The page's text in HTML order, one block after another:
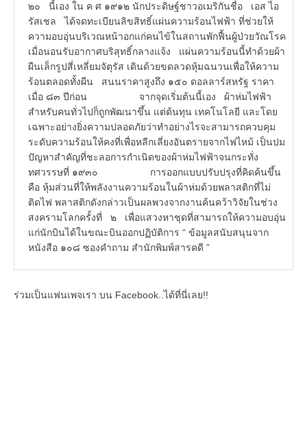
๒๐ นี้เอง ใน ค ศ ๑๙๑๒ นักประดิษฐ์ชาวอเมริกันชื่อ เอส ไอ
รัสเชล ได้จดทะเบียนลิขสิทธิ์แผ่นความร้อนไฟฟ้า ที่ช่วยให้
ความอบอุ่นบริเวณหน้าอกแก่คนไข้ในสถานพักฟื้นผู้ป่วยวัณโรค
เมื่อนอนรับอากาศบริสุทธิ์กลางแจ้ง แผ่นความร้อนนี้ทำด้วยผ้า
ผืนเล็กรูปสี่เหลี่ยมจัตุรัส เดินด้วยขดลวดหุ้มฉนวนเพื่อให้ความ
ร้อนตลอดทั้งผืน สนนราคาสูงถึง ๑๕๐ ดอลลาร์สหรัฐ ราคา
เมื่อ ๘๓ ปีก่อน จากจุดเริ่มต้นนี้เอง ผ้าห่มไฟฟ้า
สำหรับคนทั่วไปก็ถูกพัฒนาขึ้น แต่ต้นทุน เทคโนโลยี และโดย
เฉพาะอย่างยิ่งความปลอดภัยว่าทำอย่างไรจะสามารถควบคุม
ระดับความร้อนให้คงที่เพื่อหลีกเลี่ยงอันตรายจากไฟไหม้ เป็นปม
ปัญหาสำคัญที่ชะลอการกำเนิดของผ้าห่มไฟฟ้าจนกระทั่ง
ทศวรรษที่ ๑๙๓๐ การออกแบบปรับปรุงที่คิดค้นขึ้น
คือ หุ้มส่วนที่ให้พลังงานความร้อนในผ้าห่มด้วยพลาสติกที่ไม่
ติดไฟ พลาสติกดังกล่าวเป็นผลพวงจากงานค้นคว้าวิจัยในช่วง
สงครามโลกครั้งที่ ๒ เพื่อแสวงหาชุดที่สามารถให้ความอบอุ่น
แก่นักบินได้ในขณะบินออกปฏิบัติการ “ ข้อมูลสนับสนุนจาก
หนังสือ ๑๐๘ ซองคำถาม สำนักพิมพ์สารคดี ”
ร่วมเป็นแฟนเพจเรา บน Facebook..ได้ที่นี่เลย!!